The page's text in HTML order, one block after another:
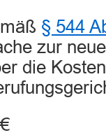
§ 544
zur
die